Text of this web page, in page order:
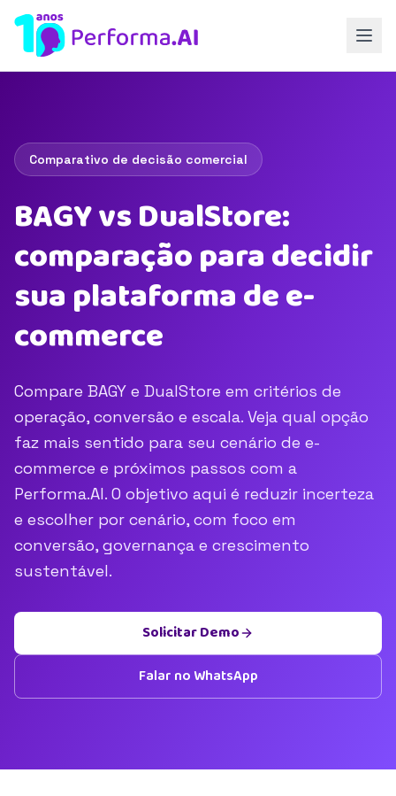
Comparativo de decisão comercial
BAGY vs DualStore:
comparação para decidir
sua plataforma de e-
commerce
Compare BAGY e DualStore em critérios de
operação, conversão e escala. Veja qual opção
faz mais sentido para seu cenário de e-
commerce e próximos passos com a
Performa.AI. O objetivo aqui é reduzir incerteza
e escolher por cenário, com foco em
conversão, governança e crescimento
sustentável.
Solicitar Demo
Falar no WhatsApp